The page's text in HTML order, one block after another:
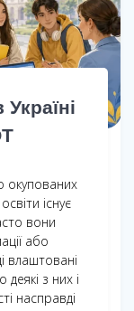
окупованих
існує
вони
або
влаштовані
з них і
насправді